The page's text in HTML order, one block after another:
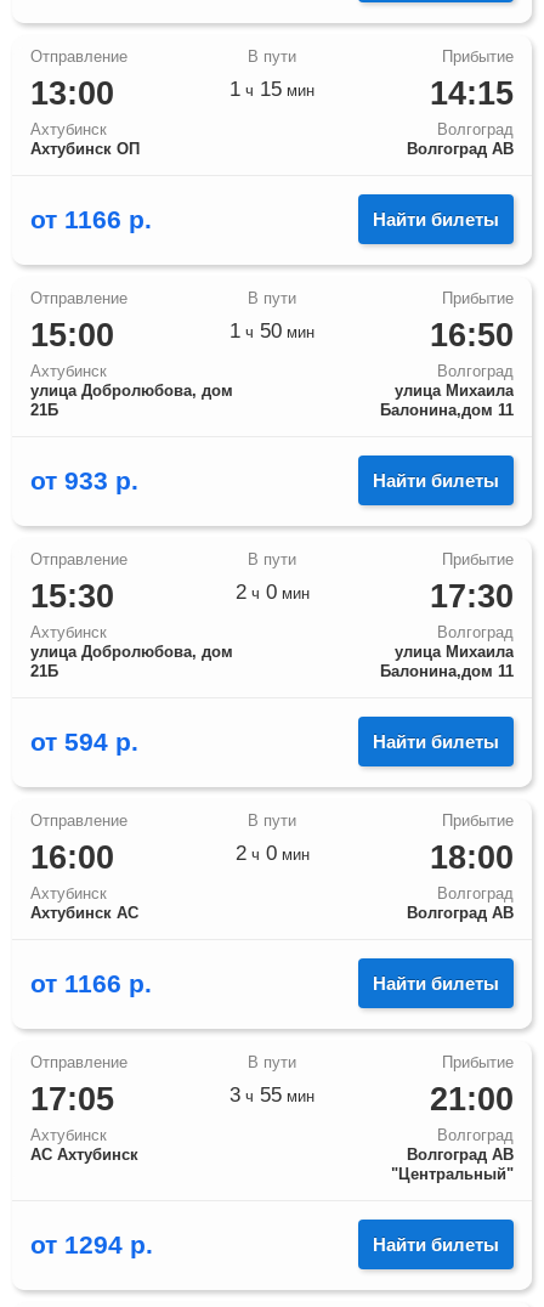
13:00
Ахтубинск
Ахтубинск ОП
14:15
Волгоград
Волгоград АВ
1 ч 15 мин
от 1166 р. Найти билеты
15:00
Ахтубинск
улица Добролюбова, дом
21Б
16:50
Волгоград
улица Михаила
Балонина,дом 11
1 ч 50 мин
от 933 р. Найти билеты
15:30
Ахтубинск
улица Добролюбова, дом
21Б
17:30
Волгоград
улица Михаила
Балонина,дом 11
2ч 0мин
от 594 р. Найти билеты
16:00
Ахтубинск
Ахтубинск АС
18:00
Волгоград
Волгоград АВ
2ч 0мин
от 1166 р. Найти билеты
17:05
Ахтубинск
АС Ахтубинск
21:00
Волгоград
Волгоград АВ
"Центральный"
3 ч 55 мин
от 1294 р. Найти билеты